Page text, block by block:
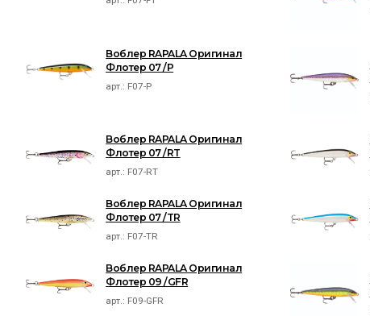
Воблер RAPALA Оригинал
Флотер 07 /P
арт.: F07-P
Воблер RAPALA Оригинал
Флотер 07 /RT
арт.: F07-RT
Воблер RAPALA Оригинал
Флотер 07 /TR
арт.: F07-TR
Воблер RAPALA Оригинал
Флотер 09 /GFR
арт.: F09-GFR